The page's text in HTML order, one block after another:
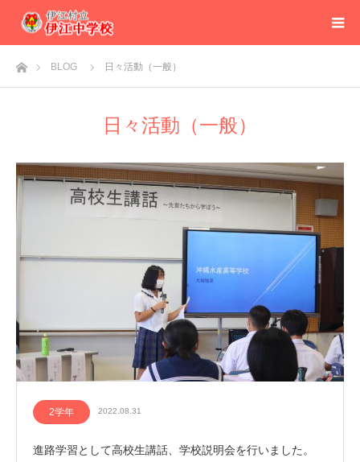
ホームBLOG 日々活動（一般）
日々活動（一般）
2学年 2022.08.31
進路学習として高校生講話、学校説明会を行いました。